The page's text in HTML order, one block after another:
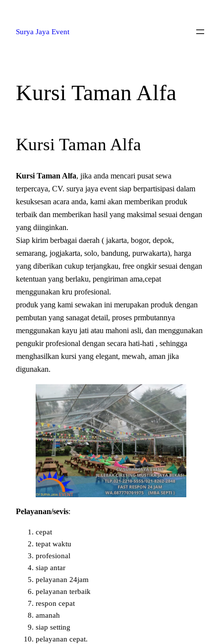
kontenSurya Jaya Event
Kursi Taman Alfa
Kursi Taman Alfa
Kursi Taman Alfa, jika anda mencari pusat sewa
terpercaya, CV. surya jaya event siap berpartisipasi dalam
kesuksesan acara anda, kami akan memberikan produk
terbaik dan memberikan hasil yang maksimal sesuai dengan
yang diinginkan.
Siap kirim berbagai daerah ( jakarta, bogor, depok,
semarang, jogjakarta, solo, bandung, purwakarta), harga
yang diberikan cukup terjangkau, free ongkir sesuai dengan
ketentuan yang berlaku, pengiriman ama,cepat
menggunakan kru profesional.
produk yang kami sewakan ini merupakan produk dengan
pembutan yang sanagat detail, proses prmbutannya
menggunakan kayu jati atau mahoni asli, dan menggunakan
pengukir profesional dengan secara hati-hati , sehingga
menghasilkan kursi yang elegant, mewah, aman jika
digunakan.
Pelayanan/sevis:
cepat
tepat waktu
profesional
siap antar
pelayanan 24jam
pelayanan terbaik
respon cepat
amanah
siap setting
pelayanan cepat.